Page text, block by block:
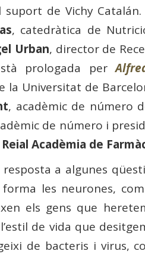
de Vichy
, catedràtica de
Urban, director de
prologada per
la Universitat de
, acadèmic de número
de número i
Reial Acadèmia de
a algunes
les neurones,
els gens que
de vida que
de bacteris i virus,